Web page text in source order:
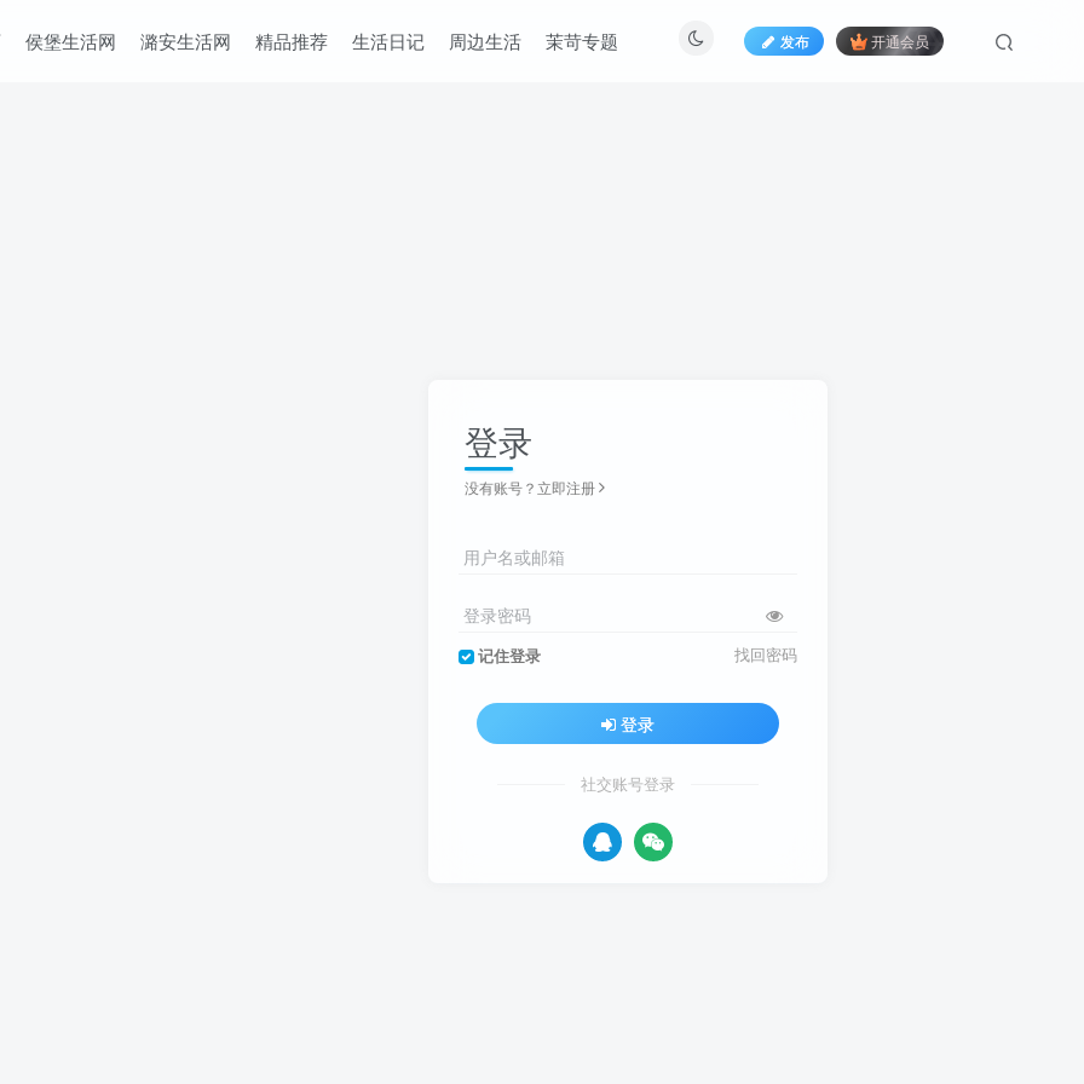
发布 开通会员
侯堡生活网 潞安生活网 精品推荐 生活日记 周边生活 茉苛专题
登录
没有账号？立即注册
用户名或邮箱
登录密码
记住登录 找回密码
登录
社交账号登录